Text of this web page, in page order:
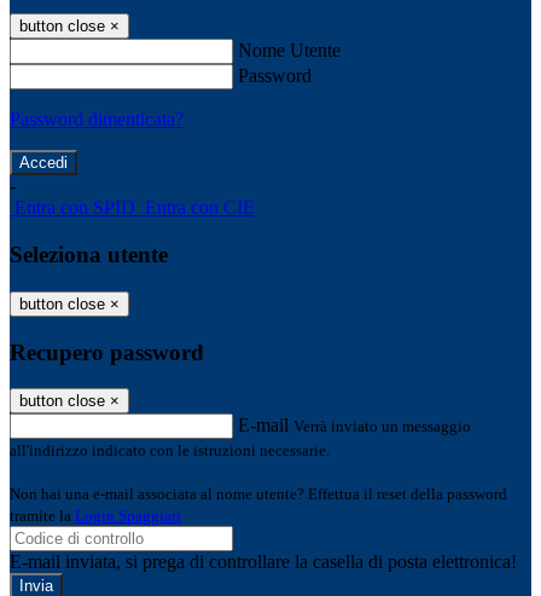
button close ×
Nome Utente
Password
Password dimenticata?
-
Entra con SPID Entra con CIE
Seleziona utente
button close ×
Recupero password
button close ×
E-mail Verrà inviato un messaggio
all'indirizzo indicato con le istruzioni necessarie.
Non hai una e-mail associata al nome utente? Effettua il reset della password
tramite la Login Spaggiari
E-mail inviata, si prega di controllare la casella di posta elettronica!